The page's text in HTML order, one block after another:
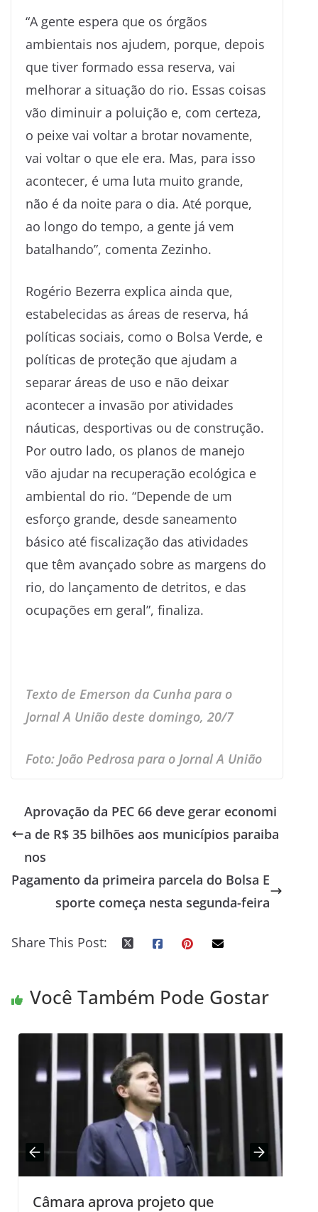
“A gente espera que os órgãos
ambientais nos ajudem, porque, depois
que tiver formado essa reserva, vai
melhorar a situação do rio. Essas coisas
vão diminuir a poluição e, com certeza,
o peixe vai voltar a brotar novamente,
vai voltar o que ele era. Mas, para isso
acontecer, é uma luta muito grande,
não é da noite para o dia. Até porque,
ao longo do tempo, a gente já vem
batalhando”, comenta Zezinho.
Rogério Bezerra explica ainda que,
estabelecidas as áreas de reserva, há
políticas sociais, como o Bolsa Verde, e
políticas de proteção que ajudam a
separar áreas de uso e não deixar
acontecer a invasão por atividades
náuticas, desportivas ou de construção.
Por outro lado, os planos de manejo
vão ajudar na recuperação ecológica e
ambiental do rio. “Depende de um
esforço grande, desde saneamento
básico até fiscalização das atividades
que têm avançado sobre as margens do
rio, do lançamento de detritos, e das
ocupações em geral”, finaliza.
Texto de Emerson da Cunha para o
Jornal A União deste domingo, 20/7
Foto: João Pedrosa para o Jornal A União
Aprovação da PEC 66 deve gerar economi
a de R$ 35 bilhões aos municípios paraiba
nos
Pagamento da primeira parcela do Bolsa E
sporte começa nesta segunda-feira
Share This Post:
Você Também Pode Gostar
Câmara aprova projeto que